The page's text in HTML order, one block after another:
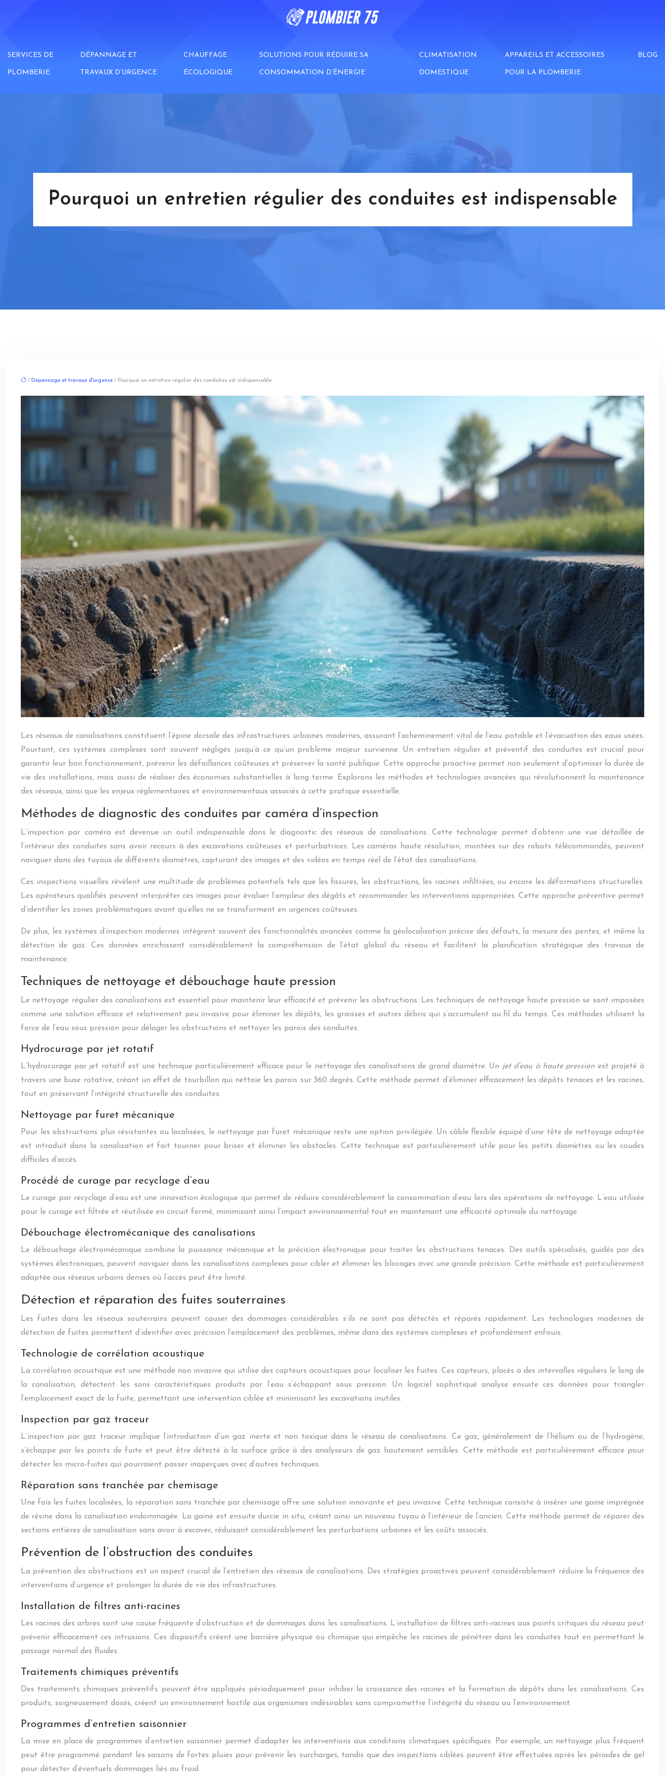
SERVICES DE
PLOMBERIE
DÉPANNAGE ET
TRAVAUX D’URGENCE
CHAUFFAGE
ÉCOLOGIQUE
SOLUTIONS POUR RÉDUIRE SA
CONSOMMATION D’ÉNERGIE
CLIMATISATION
DOMESTIQUE
APPAREILS ET ACCESSOIRES
POUR LA PLOMBERIE
BLOG
Pourquoi un entretien régulier des conduites est indispensable
/ Dépannage et travaux d'urgence / Pourquoi un entretien régulier des conduites est indispensable
Les réseaux de canalisations constituent l’épine dorsale des infrastructures urbaines modernes, assurant l’acheminement vital de l’eau potable et l’évacuation des eaux usées.
Pourtant, ces systèmes complexes sont souvent négligés jusqu’à ce qu’un problème majeur survienne. Un entretien régulier et préventif des conduites est crucial pour
garantir leur bon fonctionnement, prévenir les défaillances coûteuses et préserver la santé publique. Cette approche proactive permet non seulement d’optimiser la durée de
vie des installations, mais aussi de réaliser des économies substantielles à long terme. Explorons les méthodes et technologies avancées qui révolutionnent la maintenance
des réseaux, ainsi que les enjeux réglementaires et environnementaux associés à cette pratique essentielle.
Méthodes de diagnostic des conduites par caméra d’inspection
L’inspection par caméra est devenue un outil indispensable dans le diagnostic des réseaux de canalisations. Cette technologie permet d’obtenir une vue détaillée de
l’intérieur des conduites sans avoir recours à des excavations coûteuses et perturbatrices. Les caméras haute résolution, montées sur des robots télécommandés, peuvent
naviguer dans des tuyaux de différents diamètres, capturant des images et des vidéos en temps réel de l’état des canalisations.
Ces inspections visuelles révèlent une multitude de problèmes potentiels tels que les fissures, les obstructions, les racines infiltrées, ou encore les déformations structurelles.
Les opérateurs qualifiés peuvent interpréter ces images pour évaluer l’ampleur des dégâts et recommander les interventions appropriées. Cette approche préventive permet
d’identifier les zones problématiques avant qu’elles ne se transforment en urgences coûteuses.
De plus, les systèmes d’inspection modernes intègrent souvent des fonctionnalités avancées comme la géolocalisation précise des défauts, la mesure des pentes, et même la
détection de gaz. Ces données enrichissent considérablement la compréhension de l’état global du réseau et facilitent la planification stratégique des travaux de
maintenance.
Techniques de nettoyage et débouchage haute pression
Le nettoyage régulier des canalisations est essentiel pour maintenir leur efficacité et prévenir les obstructions. Les techniques de nettoyage haute pression se sont imposées
comme une solution efficace et relativement peu invasive pour éliminer les dépôts, les graisses et autres débris qui s’accumulent au fil du temps. Ces méthodes utilisent la
force de l’eau sous pression pour déloger les obstructions et nettoyer les parois des conduites.
Hydrocurage par jet rotatif
L’hydrocurage par jet rotatif est une technique particulièrement efficace pour le nettoyage des canalisations de grand diamètre. Un jet d’eau à haute pression est projeté à
travers une buse rotative, créant un effet de tourbillon qui nettoie les parois sur 360 degrés. Cette méthode permet d’éliminer efficacement les dépôts tenaces et les racines,
tout en préservant l’intégrité structurelle des conduites.
Nettoyage par furet mécanique
Pour les obstructions plus résistantes ou localisées, le nettoyage par furet mécanique reste une option privilégiée. Un câble flexible équipé d’une tête de nettoyage adaptée
est introduit dans la canalisation et fait tourner pour briser et éliminer les obstacles. Cette technique est particulièrement utile pour les petits diamètres ou les coudes
difficiles d’accès.
Procédé de curage par recyclage d’eau
Le curage par recyclage d’eau est une innovation écologique qui permet de réduire considérablement la consommation d’eau lors des opérations de nettoyage. L’eau utilisée
pour le curage est filtrée et réutilisée en circuit fermé, minimisant ainsi l’impact environnemental tout en maintenant une efficacité optimale du nettoyage.
Débouchage électromécanique des canalisations
Le débouchage électromécanique combine la puissance mécanique et la précision électronique pour traiter les obstructions tenaces. Des outils spécialisés, guidés par des
systèmes électroniques, peuvent naviguer dans les canalisations complexes pour cibler et éliminer les blocages avec une grande précision. Cette méthode est particulièrement
adaptée aux réseaux urbains denses où l’accès peut être limité.
Détection et réparation des fuites souterraines
Les fuites dans les réseaux souterrains peuvent causer des dommages considérables s’ils ne sont pas détectés et réparés rapidement. Les technologies modernes de
détection de fuites permettent d’identifier avec précision l’emplacement des problèmes, même dans des systèmes complexes et profondément enfouis.
Technologie de corrélation acoustique
La corrélation acoustique est une méthode non invasive qui utilise des capteurs acoustiques pour localiser les fuites. Ces capteurs, placés à des intervalles réguliers le long de
la canalisation, détectent les sons caractéristiques produits par l’eau s’échappant sous pression. Un logiciel sophistiqué analyse ensuite ces données pour triangler
l’emplacement exact de la fuite, permettant une intervention ciblée et minimisant les excavations inutiles.
Inspection par gaz traceur
L’inspection par gaz traceur implique l’introduction d’un gaz inerte et non toxique dans le réseau de canalisations. Ce gaz, généralement de l’hélium ou de l’hydrogène,
s’échappe par les points de fuite et peut être détecté à la surface grâce à des analyseurs de gaz hautement sensibles. Cette méthode est particulièrement efficace pour
détecter les micro-fuites qui pourraient passer inaperçues avec d’autres techniques.
Réparation sans tranchée par chemisage
Une fois les fuites localisées, la réparation sans tranchée par chemisage offre une solution innovante et peu invasive. Cette technique consiste à insérer une gaine imprégnée
de résine dans la canalisation endommagée. La gaine est ensuite durcie in situ, créant ainsi un nouveau tuyau à l’intérieur de l’ancien. Cette méthode permet de réparer des
sections entières de canalisation sans avoir à excaver, réduisant considérablement les perturbations urbaines et les coûts associés.
Prévention de l’obstruction des conduites
La prévention des obstructions est un aspect crucial de l’entretien des réseaux de canalisations. Des stratégies proactives peuvent considérablement réduire la fréquence des
interventions d’urgence et prolonger la durée de vie des infrastructures.
Installation de filtres anti-racines
Les racines des arbres sont une cause fréquente d’obstruction et de dommages dans les canalisations. L’installation de filtres anti-racines aux points critiques du réseau peut
prévenir efficacement ces intrusions. Ces dispositifs créent une barrière physique ou chimique qui empêche les racines de pénétrer dans les conduites tout en permettant le
passage normal des fluides.
Traitements chimiques préventifs
Des traitements chimiques préventifs peuvent être appliqués périodiquement pour inhiber la croissance des racines et la formation de dépôts dans les canalisations. Ces
produits, soigneusement dosés, créent un environnement hostile aux organismes indésirables sans compromettre l’intégrité du réseau ou l’environnement.
Programmes d’entretien saisonnier
La mise en place de programmes d’entretien saisonnier permet d’adapter les interventions aux conditions climatiques spécifiques. Par exemple, un nettoyage plus fréquent
peut être programmé pendant les saisons de fortes pluies pour prévenir les surcharges, tandis que des inspections ciblées peuvent être effectuées après les périodes de gel
pour détecter d’éventuels dommages liés au froid.